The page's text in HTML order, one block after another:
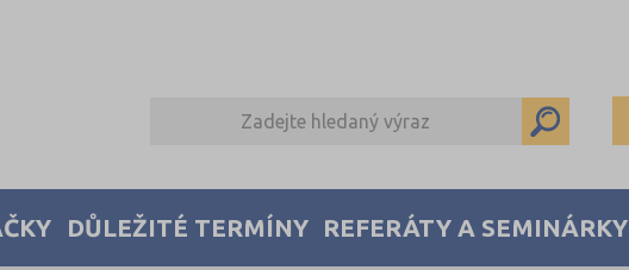
DŮLEŽITÉ TERMÍNY REFERÁTY A SEMINÁRKY